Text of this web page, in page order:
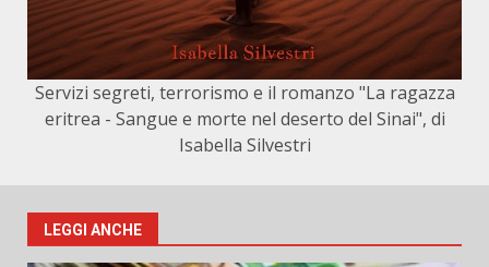
Servizi segreti, terrorismo e il romanzo "La ragazza
eritrea - Sangue e morte nel deserto del Sinai", di
Isabella Silvestri
LEGGI ANCHE